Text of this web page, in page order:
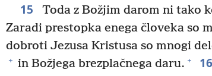
15
Toda z Božjim darom ni tako
Zaradi prestopka enega človeka so
dobroti Jezusa Kristusa so mnogi
+ in Božjega brezplačnega daru. + 16